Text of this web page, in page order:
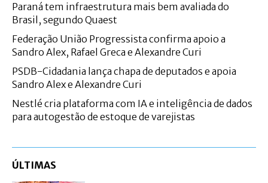
Paraná tem infraestrutura mais bem avaliada do
Brasil, segundo Quaest
Federação União Progressista confirma apoio a
Sandro Alex, Rafael Greca e Alexandre Curi
PSDB-Cidadania lança chapa de deputados e apoia
Sandro Alex e Alexandre Curi
Nestlé cria plataforma com IA e inteligência de dados
para autogestão de estoque de varejistas
ÚLTIMAS